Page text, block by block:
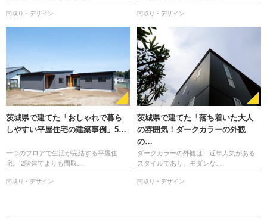
間取り・デザイン 間取り・デザイン
茨城県で建てた「おしゃれで暮ら
しやすい平屋住宅の建築事例」5…
一つのフロアで生活が完結する平屋住
宅。 2階建てよりも間取…
間取り・デザイン
茨城県で建てた「落ち着いた大人
の雰囲気！ダークカラーの外観
の…
ダークカラーの外観は、近年人気がある
スタイルであり、モダンな…
間取り・デザイン